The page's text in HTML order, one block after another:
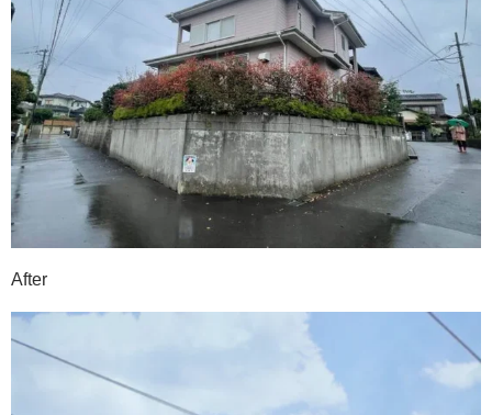
After